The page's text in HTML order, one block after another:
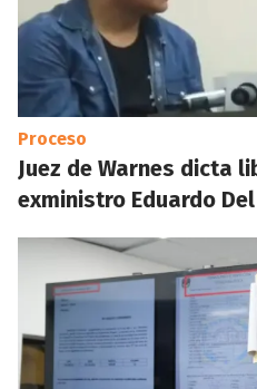
Proceso
Juez de Warnes dicta
exministro Eduardo